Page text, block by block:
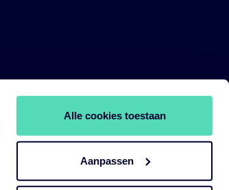
Alle cookies toestaan
Aanpassen